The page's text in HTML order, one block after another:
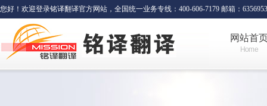
您好！欢迎登录铭译翻译官方网站，全国统一业务专线：400-606-7179 邮箱：
网站首
Home